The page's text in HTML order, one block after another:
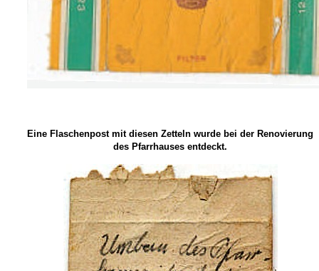
Eine Flaschenpost mit diesen Zetteln wurde bei der Renovierung
des Pfarrhauses entdeckt.